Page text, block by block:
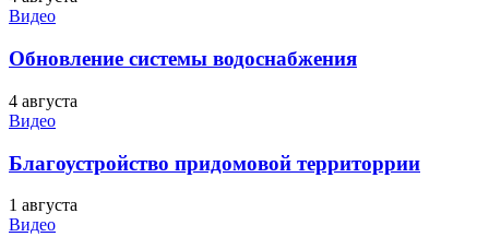
Видео
Обновление системы водоснабжения
4 августа
Видео
Благоустройство придомовой территоррии
1 августа
Видео